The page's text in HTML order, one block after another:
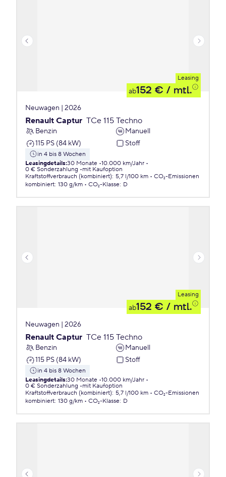
Leasing
ab152 € / mtl.
Neuwagen | 2026
Renault Captur TCe 115 Techno
Benzin
Manuell
115 PS (84 kW)
Stoff
in 4 bis 8 Wochen
Leasingdetails:30 Monate 10.000 km/Jahr
0 € Sonderzahlung
mit Kaufoption
Kraftstoffverbrauch (kombiniert): 5,7 l/100 km
CO₂-Emissionen
kombiniert: 130 g/km CO₂-Klasse: D
Leasing
ab152 € / mtl.
Neuwagen | 2026
Renault Captur TCe 115 Techno
Benzin
Manuell
115 PS (84 kW)
Stoff
in 4 bis 8 Wochen
Leasingdetails:30 Monate 10.000 km/Jahr
0 € Sonderzahlung
mit Kaufoption
Kraftstoffverbrauch (kombiniert): 5,7 l/100 km
CO₂-Emissionen
kombiniert: 130 g/km CO₂-Klasse: D